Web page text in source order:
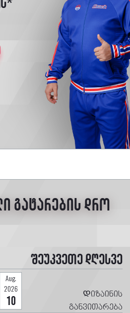
გატარების დრო
შეუკვეთე დღესვე
Aug.
2026
10
Დიზაინის
განვითარება